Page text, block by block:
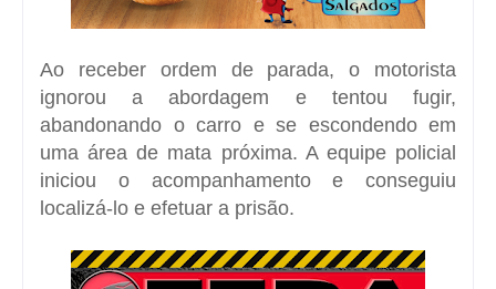
Ao receber ordem de parada, o motorista
ignorou a abordagem e tentou fugir,
abandonando o carro e se escondendo em
uma área de mata próxima. A equipe policial
iniciou o acompanhamento e conseguiu
localizá-lo e efetuar a prisão.